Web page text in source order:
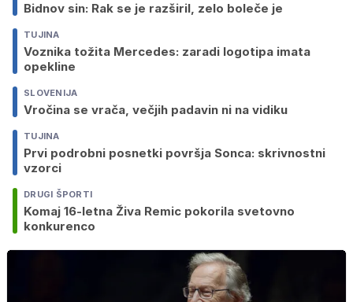
Bidnov sin: Rak se je razširil, zelo boleče je
TUJINA
Voznika tožita Mercedes: zaradi logotipa imata
opekline
SLOVENIJA
Vročina se vrača, večjih padavin ni na vidiku
TUJINA
Prvi podrobni posnetki površja Sonca: skrivnostni
vzorci
DRUGI ŠPORTI
Komaj 16-letna Živa Remic pokorila svetovno
konkurenco